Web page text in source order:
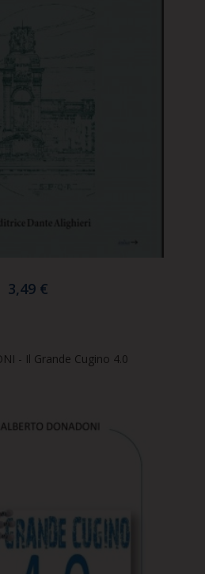
3,49 €
- Il Grande Cugino 4.0